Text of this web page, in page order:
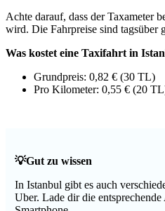
Achte darauf, dass der Taxameter
wird. Die Fahrpreise sind tagsüber
Was kostet eine Taxifahrt in
Grundpreis: 0,82 € (30 TL)
Pro Kilometer: 0,55 € (20
💡Gut zu wissen
In Istanbul gibt es auch
Uber. Lade dir die